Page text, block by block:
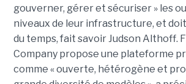
gouverner, gérer et sécuriser » les
niveaux de leur infrastructure, et doit
du temps, fait savoir Judson Althoff.
Company propose une plateforme
comme « ouverte, hétérogène et